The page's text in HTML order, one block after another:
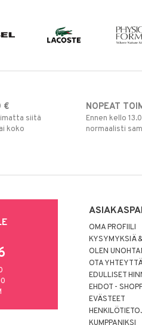
€
siitä
koko
NOPEAT
Ennen kello
normaalisti
OMA PROFIILI
KYSYMYKSIÄ
OLEN
OTA
EDULLISET
EHDOT -
EVÄSTEET